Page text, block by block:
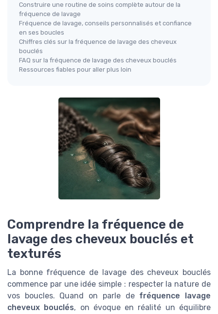
Construire une routine de soins complète autour de la
fréquence de lavage
Fréquence de lavage, conseils personnalisés et confiance
en ses boucles
Chiffres clés sur la fréquence de lavage des cheveux
bouclés
FAQ sur la fréquence de lavage des cheveux bouclés
Ressources fiables pour aller plus loin
Comprendre la fréquence de
lavage des cheveux bouclés et
texturés
La bonne fréquence de lavage des cheveux bouclés
commence par une idée simple : respecter la nature de
vos boucles. Quand on parle de fréquence lavage
cheveux bouclés, on évoque en réalité un équilibre